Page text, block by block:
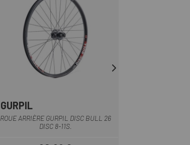
GURPIL
ROUE ARRIÈRE GURPIL DISC BULL 26
DISC 8-11S.